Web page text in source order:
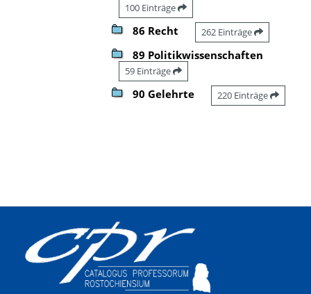
100 Einträge
86 Recht 262 Einträge
89 Politikwissenschaften
59 Einträge
90 Gelehrte 220 Einträge